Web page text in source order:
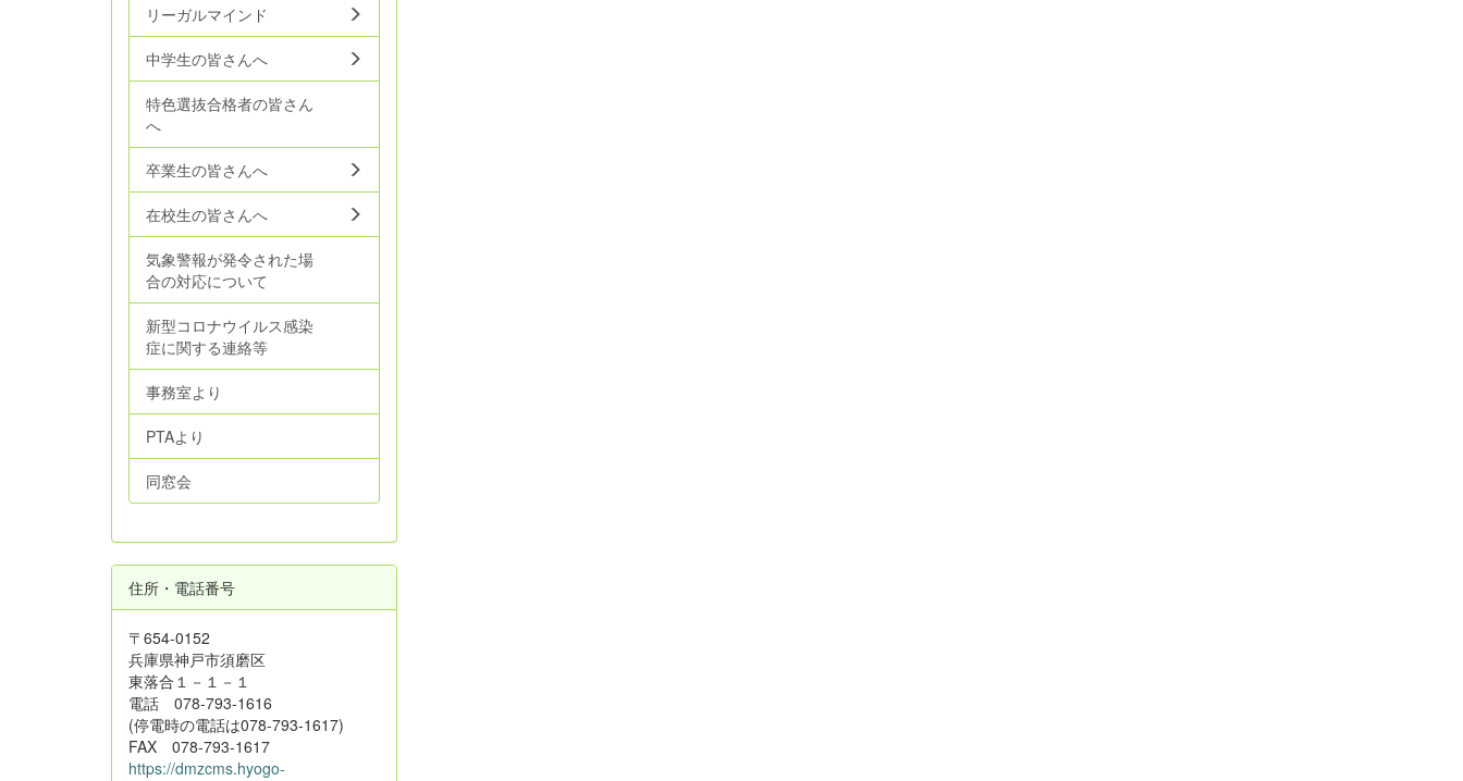
リーガルマインド
中学生の皆さんへ
特色選抜合格者の皆さん
へ
卒業生の皆さんへ
在校生の皆さんへ
気象警報が発令された場
合の対応について
新型コロナウイルス感染
症に関する連絡等
事務室より
PTAより
同窓会
住所・電話番号
〒654-0152
兵庫県神戸市須磨区
東落合１－１－１
電話 078-793-1616
(停電時の電話は078-793-1617)
FAX 078-793-1617
https://dmzcms.hyogo-